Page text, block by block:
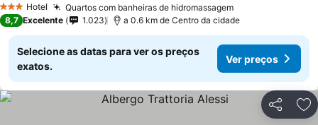
3 EstrelasHotel Quartos com banheiras de hidromassagemVer preços
8,7 Excelente 1.023 a 0.6 km de Centro da cidade
Selecione as datas para ver os preços
exatos.
Ver preços
Partilhar